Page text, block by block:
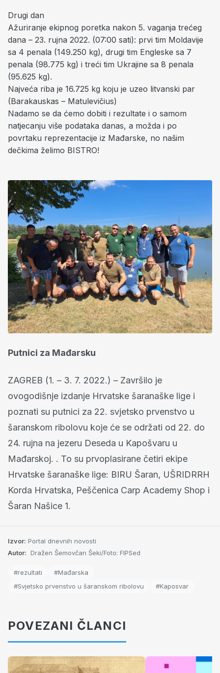
Drugi dan
Ažuriranje ekipnog poretka nakon 5. vaganja trećeg
dana – 23. rujna 2022. (07:00 sati): prvi tim Moldavije
sa 4 penala (149.250 kg), drugi tim Engleske sa 7
penala (98.775 kg) i treći tim Ukrajine sa 8 penala
(95.625 kg).
Najveća riba je 16.725 kg koju je uzeo litvanski par
(Barakauskas – Matulevičius)
Nadamo se da ćemo dobiti i rezultate i o samom
natjecanju više podataka danas, a možda i po
povrtaku reprezentacije iz Mađarske, no našim
dečkima želimo BISTRO!
Putnici za Mađarsku
ZAGREB (1. – 3. 7. 2022.) – Završilo je
ovogodišnje izdanje Hrvatske šaranaške lige i
poznati su putnici za 22. svjetsko prvenstvo u
šaranskom ribolovu koje će se održati od 22. do
24. rujna na jezeru Deseda u Kapošvaru u
Mađarskoj. . To su prvoplasirane četiri ekipe
Hrvatske šaranaške lige: BIRU Šaran, UŠRIDRRH
Korda Hrvatska, Peščenica Carp Academy Shop i
Šaran Našice 1.
Izvor: Portal dnevnih novosti
Autor: Dražen Šemovčan Šeki/Foto: FIPSed
#rezultati
#Mađarska
#Svjetsko prvenstvo u šaranskom ribolovu
#Kaposvar
POVEZANI ČLANCI